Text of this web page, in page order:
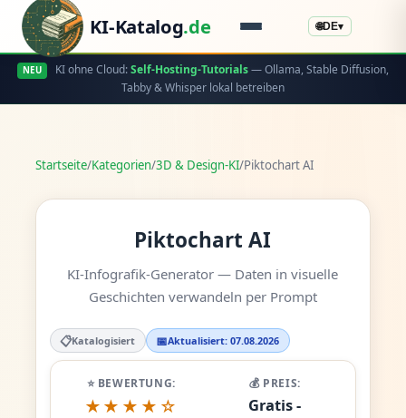
KI-Katalog.de 🌐DE▾
NEU KI ohne Cloud:Self-Hosting-Tutorials— Ollama, Stable Diffusion,
Tabby & Whisper lokal betreiben
Startseite/Kategorien/3D & Design-KI/Piktochart AI
Piktochart AI
KI-Infografik-Generator — Daten in visuelle
Geschichten verwandeln per Prompt
📋Katalogisiert 📅Aktualisiert: 07.08.2026
⭐ BEWERTUNG:
★★★★☆
💰 PREIS:
Gratis -